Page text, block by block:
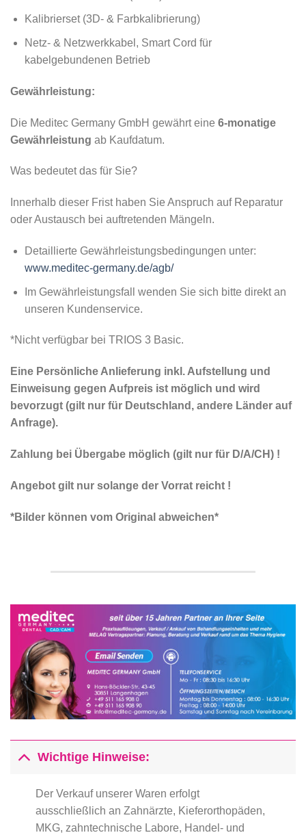
Kalibrierset (3D- & Farbkalibrierung)
Netz- & Netzwerkkabel, Smart Cord für
kabelgebundenen Betrieb
Gewährleistung:
Die Meditec Germany GmbH gewährt eine 6-monatige
Gewährleistung ab Kaufdatum.
Was bedeutet das für Sie?
Innerhalb dieser Frist haben Sie Anspruch auf Reparatur
oder Austausch bei auftretenden Mängeln.
Detaillierte Gewährleistungsbedingungen unter:
www.meditec-germany.de/agb/
Im Gewährleistungsfall wenden Sie sich bitte direkt an
unseren Kundenservice.
*Nicht verfügbar bei TRIOS 3 Basic.
Eine Persönliche Anlieferung inkl. Aufstellung und
Einweisung gegen Aufpreis ist möglich und wird
bevorzugt (gilt nur für Deutschland, andere Länder auf
Anfrage).
Zahlung bei Übergabe möglich (gilt nur für D/A/CH) !
Angebot gilt nur solange der Vorrat reicht !
*Bilder können vom Original abweichen*
Wichtige Hinweise:
Der Verkauf unserer Waren erfolgt
ausschließlich an Zahnärzte, Kieferorthopäden,
MKG, zahntechnische Labore, Handel- und